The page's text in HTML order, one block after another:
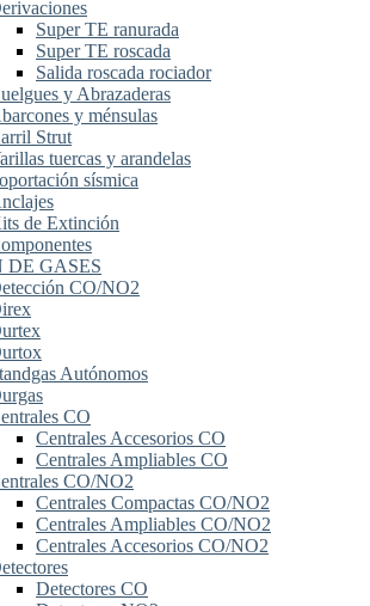
Super TE ranurada
Super TE roscada
Salida roscada rociador
y Abrazaderas
y ménsulas
Strut
tuercas y arandelas
sísmica
de Extinción
DE GASES
CO/NO2
Autónomos
CO
Centrales Accesorios CO
Centrales Ampliables CO
CO/NO2
Centrales Compactas CO/NO2
Centrales Ampliables CO/NO2
Centrales Accesorios CO/NO2
Detectores CO